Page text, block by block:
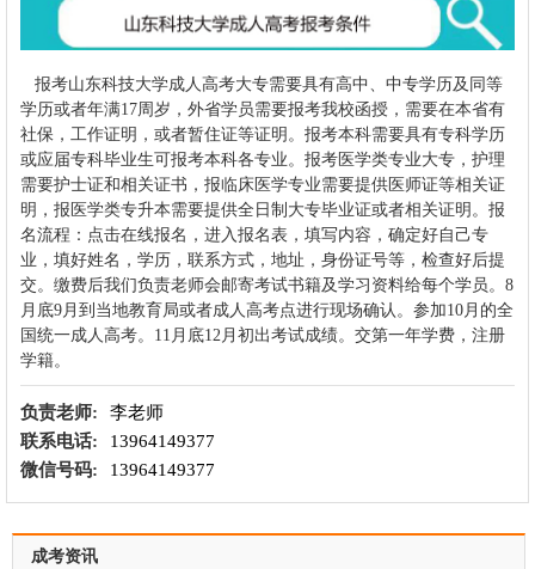
报考山东科技大学成人高考大专需要具有高中、中专学历及同等
学历或者年满17周岁，外省学员需要报考我校函授，需要在本省有
社保，工作证明，或者暂住证等证明。报考本科需要具有专科学历
或应届专科毕业生可报考本科各专业。报考医学类专业大专，护理
需要护士证和相关证书，报临床医学专业需要提供医师证等相关证
明，报医学类专升本需要提供全日制大专毕业证或者相关证明。报
名流程：点击在线报名，进入报名表，填写内容，确定好自己专
业，填好姓名，学历，联系方式，地址，身份证号等，检查好后提
交。缴费后我们负责老师会邮寄考试书籍及学习资料给每个学员。8
月底9月到当地教育局或者成人高考点进行现场确认。参加10月的全
国统一成人高考。11月底12月初出考试成绩。交第一年学费，注册
学籍。
负责老师:
李老师
联系电话:
13964149377
微信号码:
13964149377
成考资讯